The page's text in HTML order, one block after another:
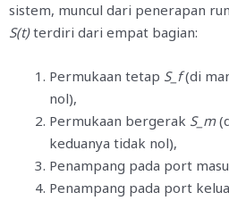
sistem, muncul dari penerapan
S(t)terdiri dari empat bagian:
Permukaan tetap S_f(di
nol),
Permukaan bergerak S_m
keduanya tidak nol),
Penampang pada port
Penampang pada port